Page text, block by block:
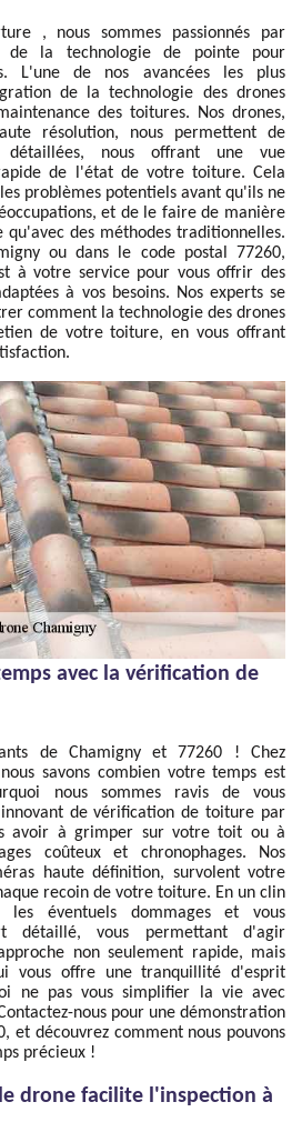
, nous sommes passionnés par
de la technologie de pointe pour
L'une de nos avancées les plus
de la technologie des drones
des toitures. Nos drones,
résolution, nous permettent de
détaillées, nous offrant une vue
de l'état de votre toiture. Cela
problèmes potentiels avant qu'ils ne
et de le faire de manière
qu'avec des méthodes traditionnelles.
ou dans le code postal 77260,
à votre service pour vous offrir des
à vos besoins. Nos experts se
comment la technologie des drones
de votre toiture, en vous offrant
avec la vérification de
de Chamigny et 77260 ! Chez
nous savons combien votre temps est
nous sommes ravis de vous
de vérification de toiture par
avoir à grimper sur votre toit ou à
coûteux et chronophages. Nos
haute définition, survolent votre
recoin de votre toiture. En un clin
éventuels dommages et vous
détaillé, vous permettant d'agir
non seulement rapide, mais
vous offre une tranquillité d'esprit
ne pas vous simplifier la vie avec
nous pour une démonstration
et découvrez comment nous pouvons
précieux !
drone facilite l'inspection à